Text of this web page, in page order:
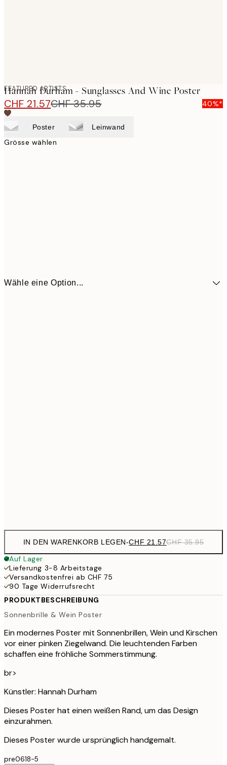
FEATURED ARTISTS
Hannah Durham - Sunglasses And Wine Poster
CHF 21.57CHF 35.95 40%*
Poster Leinwand
Grösse wählen
Wähle eine Option...
IN DEN WARENKORB LEGEN-CHF 21.57CHF 35.95
Auf Lager
Lieferung 3-8 Arbeitstage
Versandkostenfrei ab CHF 75
90 Tage Widerrufsrecht
PRODUKTBESCHREIBUNG
Sonnenbrille & Wein Poster
Ein modernes Poster mit Sonnenbrillen, Wein und Kirschen
vor einer pinken Ziegelwand. Die leuchtenden Farben
schaffen eine fröhliche Sommerstimmung.
br>
Künstler: Hannah Durham
Dieses Poster hat einen weißen Rand, um das Design
einzurahmen.
Dieses Poster wurde ursprünglich handgemalt.
pre0618-5